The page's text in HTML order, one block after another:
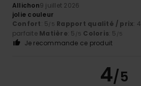
Allichon9 juillet 2026
jolie couleur
Confort: 5 /5 Rapport qualité / prix: 4
parfaite Matière: 5 /5 Coloris: 5 /5
Je recommande ce produit
4/5